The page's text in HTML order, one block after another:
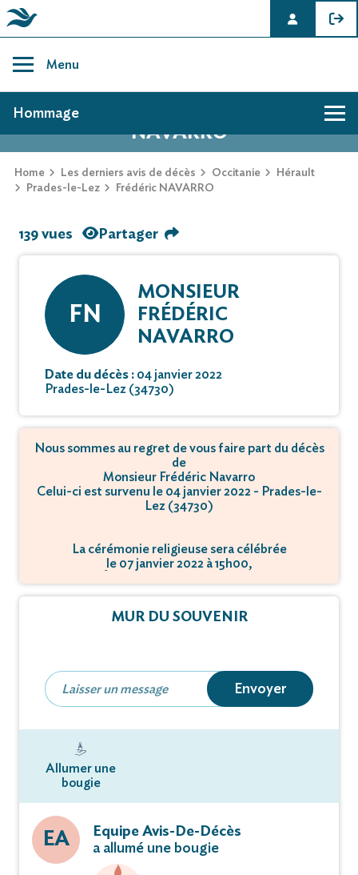
content
Menu
AVIS DE DÉCÈS DE FRÉDÉRIC
NAVARRO
Home Les derniers avis de décès Occitanie
Hérault
Prades-le-Lez
Frédéric NAVARRO
Hommage
139 vues Partager
FN
MONSIEUR
FRÉDÉRIC
NAVARRO
Date du décès : 04 janvier 2022
Prades-le-Lez (34730)
Nous sommes au regret de vous faire part du décès
de
Monsieur Frédéric Navarro
Celui-ci est survenu le 04 janvier 2022 - Prades-le-
Lez (34730)
La cérémonie religieuse sera célébrée
le 07 janvier 2022 à 15h00,
MUR DU SOUVENIR
Envoyer
Allumer une
bougie
EA
Equipe Avis-De-Décès
a allumé une bougie